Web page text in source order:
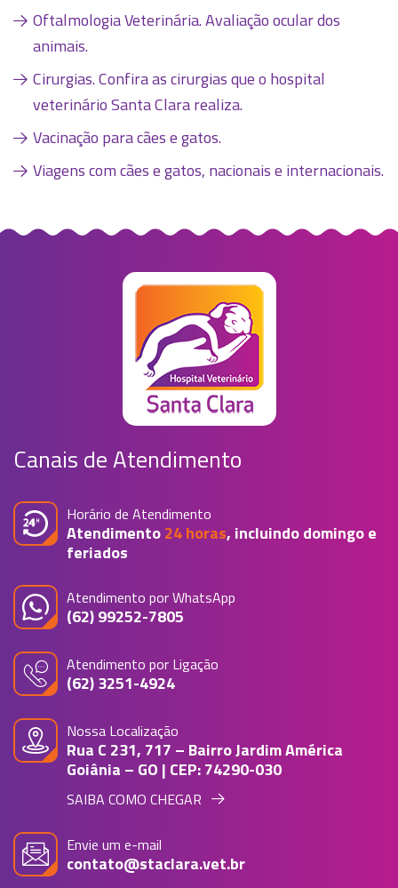
Oftalmologia Veterinária. Avaliação ocular dos
animais.
Cirurgias. Confira as cirurgias que o hospital
veterinário Santa Clara realiza.
Vacinação para cães e gatos.
Viagens com cães e gatos, nacionais e internacionais.
Canais de Atendimento
Horário de Atendimento
Atendimento24 horas, incluindo domingo e
feriados
Atendimento por WhatsApp
(62) 99252-7805
Atendimento por Ligação
(62) 3251-4924
Nossa Localização
Rua C 231, 717 – Bairro Jardim América
Goiânia – GO | CEP: 74290-030
SAIBA COMO CHEGAR
Envie um e-mail
contato@staclara.vet.br